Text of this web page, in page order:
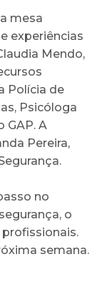
mesa
experiências
Mendo,
Polícia de
Psicóloga
GAP. A
Pereira,
no
o
semana.